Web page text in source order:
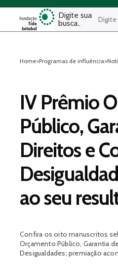
Digite sua
busca..
Home>Programas de influência>
IV Prêmio
Público,
Direitos e
ao seu
Confira os oito manuscritos
Orçamento Público, Garantia
Desigualdades; premiação